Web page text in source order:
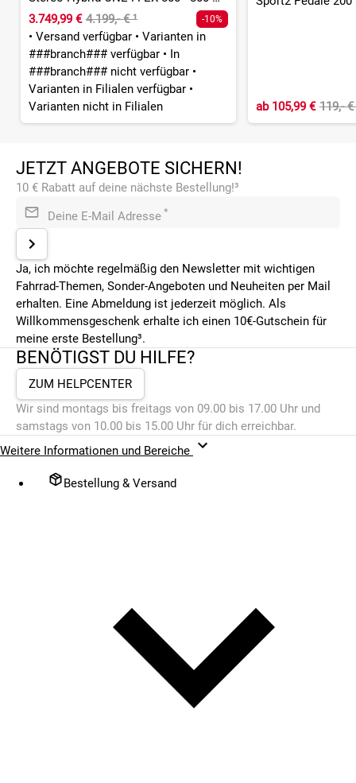
3.749,99 € 4.199,- €¹ -10%
• Versand verfügbar • Varianten in
###branch### verfügbar • In
###branch### nicht verfügbar •
Varianten in Filialen verfügbar •
Varianten nicht in Filialen
ab105,99 € 119,- €
JETZT ANGEBOTE SICHERN!
10 € Rabatt auf deine nächste Bestellung!³
Deine E-Mail Adresse *
Ja, ich möchte regelmäßig den Newsletter mit wichtigen
Fahrrad-Themen, Sonder-Angeboten und Neuheiten per Mail
erhalten. Eine Abmeldung ist jederzeit möglich. Als
Willkommensgeschenk erhalte ich einen 10€-Gutschein für
meine erste Bestellung³.
BENÖTIGST DU HILFE?
ZUM HELPCENTER
Wir sind montags bis freitags von 09.00 bis 17.00 Uhr und
samstags von 10.00 bis 15.00 Uhr für dich erreichbar.
Weitere Informationen und Bereiche
Bestellung & Versand